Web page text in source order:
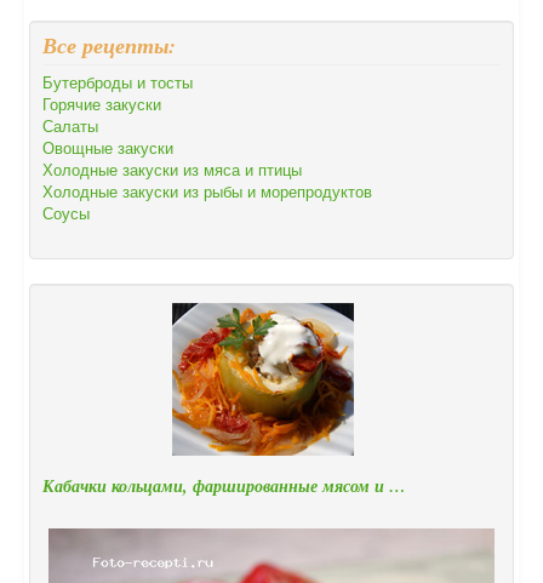
Все рецепты:
Бутерброды и тосты
Горячие закуски
Салаты
Овощные закуски
Холодные закуски из мяса и птицы
Холодные закуски из рыбы и морепродуктов
Соусы
Кабачки кольцами, фаршированные мясом и …